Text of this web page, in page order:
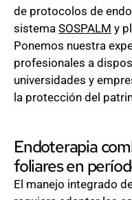
de protocolos de
sistema SOSPALM y
Ponemos nuestra
profesionales a
universidades y
la protección del
Endoterapia
foliares en
El manejo integrado